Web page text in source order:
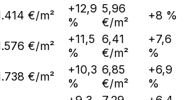
€/m²
+12,9
%
5,96
€/m²
+8 %
€/m²
+11,5
%
6,41
€/m²
+7,6
%
€/m²
+10,3
%
6,85
€/m²
+6,9
%